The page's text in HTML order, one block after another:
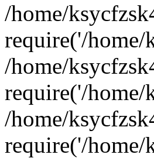
/home/
require('/
/home/
require('/
/home/
require('/